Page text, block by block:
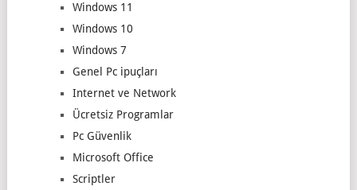
Windows 11
Windows 10
Windows 7
Genel Pc ipuçları
Internet ve Network
Ücretsiz Programlar
Pc Güvenlik
Microsoft Office
Scriptler